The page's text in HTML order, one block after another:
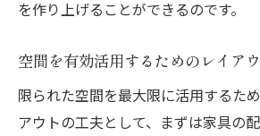
を作り上げることができるのです。
空間を有効活用するためのレイア
限られた空間を最大限に活用するた
アウトの工夫として、まずは家具の